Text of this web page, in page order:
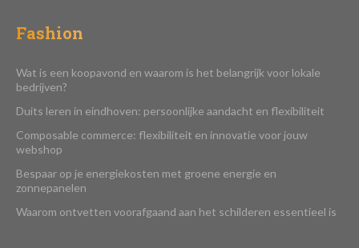
Fashion
Wat is een koopavond en waarom is het belangrijk voor lokale
bedrijven?
Duits leren in eindhoven: persoonlijke aandacht en flexibiliteit
Composable commerce: flexibiliteit en innovatie voor jouw
webshop
Bespaar op je energiekosten met groene energie en
zonnepanelen
Waarom ontvetten voorafgaand aan het schilderen essentieel is